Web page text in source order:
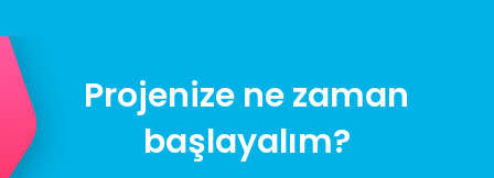
Projenize ne zaman
başlayalım?